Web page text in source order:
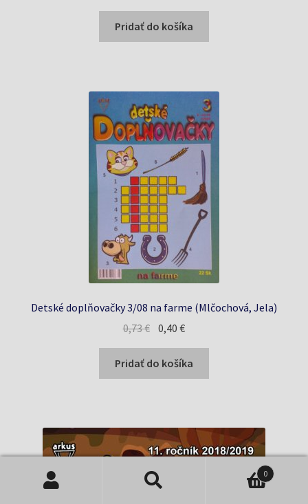
cena
bola:
0,99 €.
cena
je:
0,96 €.
Pridať do košíka
Detské doplňovačky 3/08 na farme (Mlčochová, Jela)
0,73€ Pôvodná
cena
bola:
0,73 €.
0,40€Aktuálna
cena
je:
0,40 €.
Pridať do košíka
0